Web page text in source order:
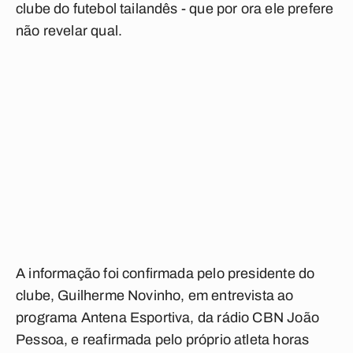
clube do futebol tailandês - que por ora ele prefere
não revelar qual.
A informação foi confirmada pelo presidente do
clube, Guilherme Novinho, em entrevista ao
programa Antena Esportiva, da rádio CBN João
Pessoa, e reafirmada pelo próprio atleta horas